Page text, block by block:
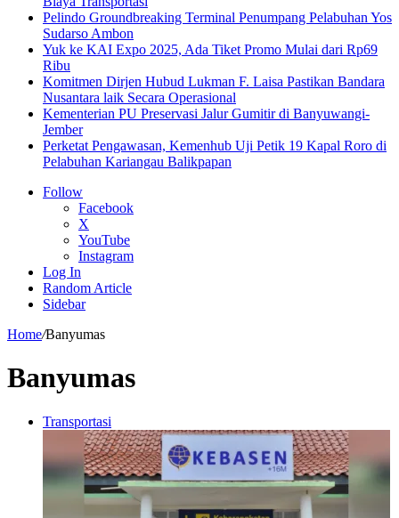
Pelindo Groundbreaking Terminal Penumpang Pelabuhan Yos
Sudarso Ambon
Yuk ke KAI Expo 2025, Ada Tiket Promo Mulai dari Rp69
Ribu
Komitmen Dirjen Hubud Lukman F. Laisa Pastikan Bandara
Nusantara laik Secara Operasional
Kementerian PU Preservasi Jalur Gumitir di Banyuwangi-
Jember
Perketat Pengawasan, Kemenhub Uji Petik 19 Kapal Roro di
Pelabuhan Kariangau Balikpapan
Follow
Facebook
X
YouTube
Instagram
Log In
Random Article
Sidebar
Home/Banyumas
Banyumas
Transportasi